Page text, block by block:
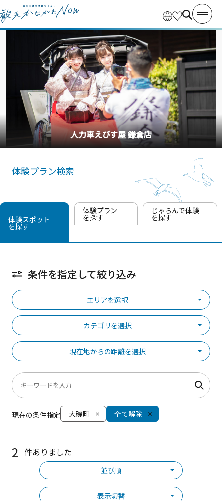
人力車えびす屋 鎌倉店
体験プラン検索
体験スポット
を探す
体験プラン
を探す
じゃらんで体験
を探す
条件を指定して絞り込み
エリアを選択
カテゴリを選択
現在地からの距離を選択
現在の条件指定 大磯町 全て解除
2 件ありました
並び順
表示切替